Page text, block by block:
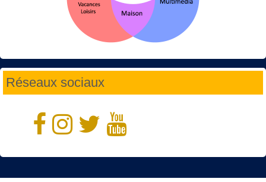
Réseaux sociaux